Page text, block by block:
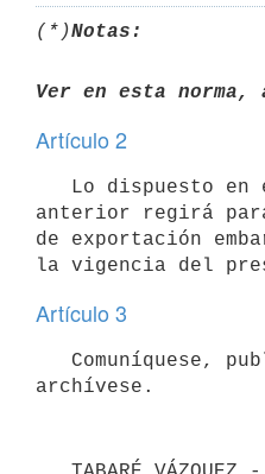
(*)Notas:
Ver en esta
Artículo 2
anterior regirá
de exportación
Artículo 3